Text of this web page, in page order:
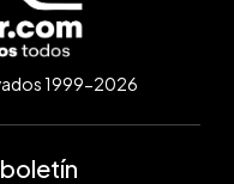
1999-2026